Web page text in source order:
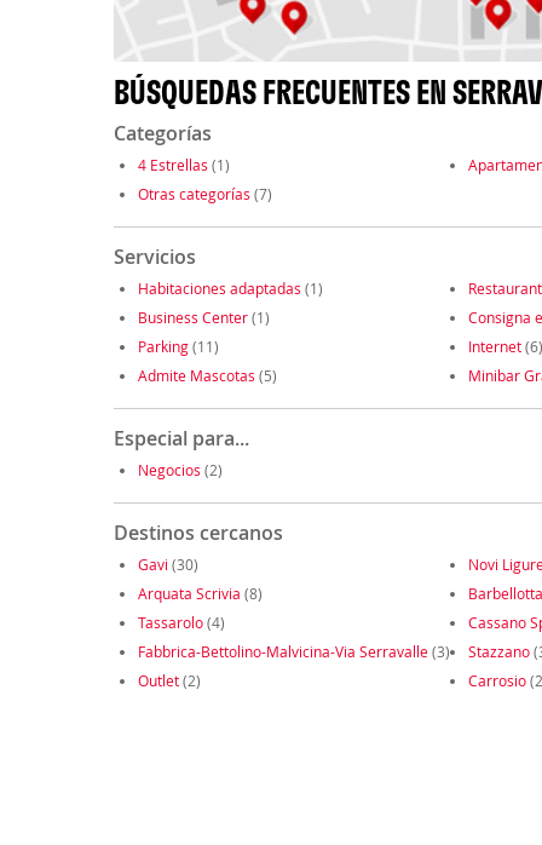
BÚSQUEDAS FRECUENTES EN
Categorías
4 Estrellas (1)
Otras categorías (7)
Servicios
Habitaciones adaptadas (1)
Business Center(1) Consigna
Parking(11) Internet(6)
Admite Mascotas (5) Minibar
Especial para...
Negocios (2)
Destinos cercanos
Gavi (30) Novi
Arquata Scrivia (8) Barbellotta
Tassarolo(4) Cassano
Fabbrica-Bettolino-Malvicina-Via Serravalle(3) Stazzano
Outlet(2) Carrosio